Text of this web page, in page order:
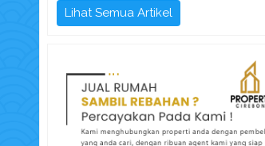
Lihat Semua Artikel